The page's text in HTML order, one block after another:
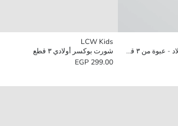
سراويل بوكسر مطبوعة للأولاد - عبوة من ٣ قطع
LCW Kids
شورت بوكسر أولادي ٣ قطع
299.00 EGP